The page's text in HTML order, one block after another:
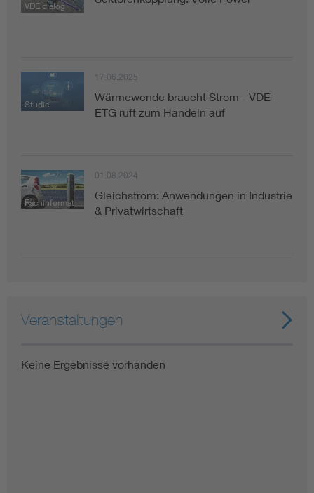
Energy efficiency
Functional safety
VDE dialog
Studie
17.06.2025
Wärmewende braucht Strom - VDE
ETG ruft zum Handeln auf
Fachinformation
01.08.2024
Gleichstrom: Anwendungen in Industrie
& Privatwirtschaft
Veranstaltungen
Keine Ergebnisse vorhanden